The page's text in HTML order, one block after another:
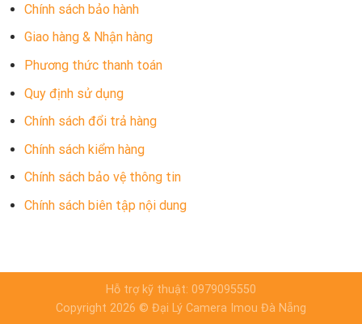
Chính sách bảo hành
Giao hàng & Nhận hàng
Phương thức thanh toán
Quy định sử dụng
Chính sách đổi trả hàng
Chính sách kiểm hàng
Chính sách bảo vệ thông tin
Chính sách biên tập nội dung
Hỗ trợ kỹ thuật: 0979095550
Copyright 2026 © Đại Lý Camera Imou Đà Nẵng